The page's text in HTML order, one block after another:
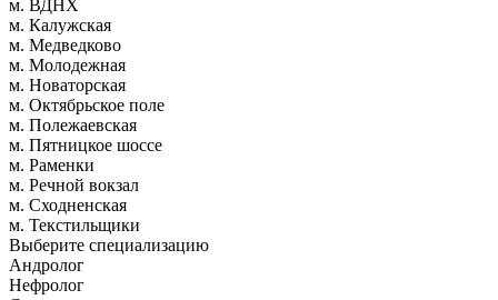
м. ВДНХ
м. Калужская
м. Медведково
м. Молодежная
м. Новаторская
м. Октябрьское поле
м. Полежаевская
м. Пятницкое шоссе
м. Раменки
м. Речной вокзал
м. Сходненская
м. Текстильщики
Выберите специализацию
Андролог
Нефролог